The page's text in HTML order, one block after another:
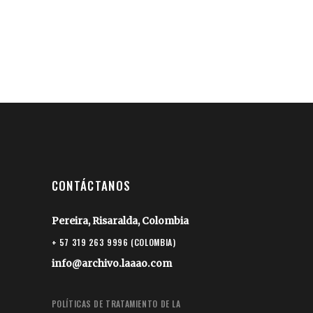
CONTÁCTANOS
Pereira, Risaralda, Colombia
+ 57 319 263 9996 (COLOMBIA)
info@archivo.laaao.com
POLÍTICAS DE TRATAMIENTO DE LA